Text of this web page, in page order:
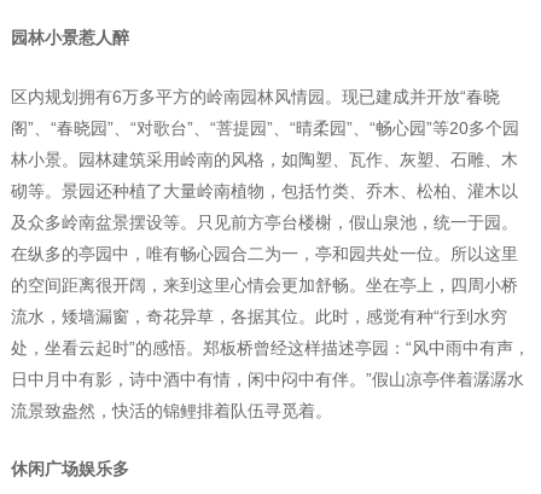
园林小景惹人醉
区内规划拥有6万多平方的岭南园林风情园。现已建成并开放“春晓
阁”、“春晓园”、“对歌台”、“菩提园”、“晴柔园”、“畅心园”等20多个园
林小景。园林建筑采用岭南的风格，如陶塑、瓦作、灰塑、石雕、木
砌等。景园还种植了大量岭南植物，包括竹类、乔木、松柏、灌木以
及众多岭南盆景摆设等。只见前方亭台楼榭，假山泉池，统一于园。
在纵多的亭园中，唯有畅心园合二为一，亭和园共处一位。所以这里
的空间距离很开阔，来到这里心情会更加舒畅。坐在亭上，四周小桥
流水，矮墙漏窗，奇花异草，各据其位。此时，感觉有种“行到水穷
处，坐看云起时”的感悟。郑板桥曾经这样描述亭园：“风中雨中有声，
日中月中有影，诗中酒中有情，闲中闷中有伴。”假山凉亭伴着潺潺水
流景致盎然，快活的锦鲤排着队伍寻觅着。
休闲广场娱乐多